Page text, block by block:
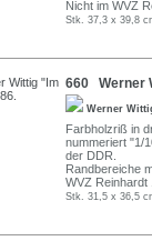
Nicht im WVZ
Stk. 37,3 x 39,8
660 Werner
Werner
Farbholzriß in
nummeriert "1/
der DDR.
Randbereiche
WVZ Reinhardt
Stk. 31,5 x 36,5